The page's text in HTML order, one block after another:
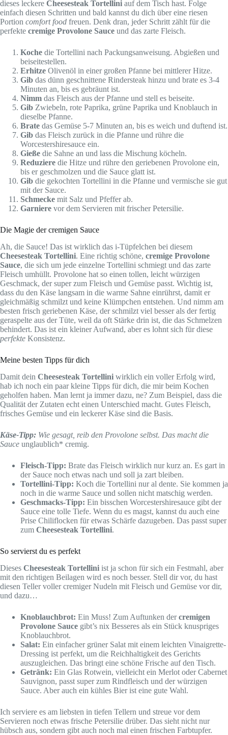
dieses leckere Cheesesteak Tortellini auf dem Tisch hast. Folge
einfach diesen Schritten und bald kannst du dich über eine riesen
Portion comfort food freuen. Denk dran, jeder Schritt zählt für die
perfekte cremige Provolone Sauce und das zarte Fleisch.
Koche die Tortellini nach Packungsanweisung. Abgießen und
beiseitestellen.
Erhitze Olivenöl in einer großen Pfanne bei mittlerer Hitze.
Gib das dünn geschnittene Rindersteak hinzu und brate es 3-4
Minuten an, bis es gebräunt ist.
Nimm das Fleisch aus der Pfanne und stell es beiseite.
Gib Zwiebeln, rote Paprika, grüne Paprika und Knoblauch in
dieselbe Pfanne.
Brate das Gemüse 5-7 Minuten an, bis es weich und duftend ist.
Gib das Fleisch zurück in die Pfanne und rühre die
Worcestershiresauce ein.
Gieße die Sahne an und lass die Mischung köcheln.
Reduziere die Hitze und rühre den geriebenen Provolone ein,
bis er geschmolzen und die Sauce glatt ist.
Gib die gekochten Tortellini in die Pfanne und vermische sie gut
mit der Sauce.
Schmecke mit Salz und Pfeffer ab.
Garniere vor dem Servieren mit frischer Petersilie.
Die Magie der cremigen Sauce
Ah, die Sauce! Das ist wirklich das i-Tüpfelchen bei diesem
Cheesesteak Tortellini. Eine richtig schöne, cremige Provolone
Sauce, die sich um jede einzelne Tortellini schmiegt und das zarte
Fleisch umhüllt. Provolone hat so einen tollen, leicht würzigen
Geschmack, der super zum Fleisch und Gemüse passt. Wichtig ist,
dass du den Käse langsam in die warme Sahne einrührst, damit er
gleichmäßig schmilzt und keine Klümpchen entstehen. Und nimm am
besten frisch geriebenen Käse, der schmilzt viel besser als der fertig
geraspelte aus der Tüte, weil da oft Stärke drin ist, die das Schmelzen
behindert. Das ist ein kleiner Aufwand, aber es lohnt sich für diese
perfekte Konsistenz.
Meine besten Tipps für dich
Damit dein Cheesesteak Tortellini wirklich ein voller Erfolg wird,
hab ich noch ein paar kleine Tipps für dich, die mir beim Kochen
geholfen haben. Man lernt ja immer dazu, ne? Zum Beispiel, dass die
Qualität der Zutaten echt einen Unterschied macht. Gutes Fleisch,
frisches Gemüse und ein leckerer Käse sind die Basis.
Käse-Tipp: Wie gesagt, reib den Provolone selbst. Das macht die
Sauce unglaublich* cremig.
Fleisch-Tipp: Brate das Fleisch wirklich nur kurz an. Es gart in
der Sauce noch etwas nach und soll ja zart bleiben.
Tortellini-Tipp: Koch die Tortellini nur al dente. Sie kommen ja
noch in die warme Sauce und sollen nicht matschig werden.
Geschmacks-Tipp: Ein bisschen Worcestershiresauce gibt der
Sauce eine tolle Tiefe. Wenn du es magst, kannst du auch eine
Prise Chiliflocken für etwas Schärfe dazugeben. Das passt super
zum Cheesesteak Tortellini.
So servierst du es perfekt
Dieses Cheesesteak Tortellini ist ja schon für sich ein Festmahl, aber
mit den richtigen Beilagen wird es noch besser. Stell dir vor, du hast
diesen Teller voller cremiger Nudeln mit Fleisch und Gemüse vor dir,
und dazu…
Knoblauchbrot: Ein Muss! Zum Auftunken dercremigen
Provolone Sauce gibt’s nix Besseres als ein Stück knuspriges
Knoblauchbrot.
Salat: Ein einfacher grüner Salat mit einem leichten Vinaigrette-
Dressing ist perfekt, um die Reichhaltigkeit des Gerichts
auszugleichen. Das bringt eine schöne Frische auf den Tisch.
Getränk: Ein Glas Rotwein, vielleicht ein Merlot oder Cabernet
Sauvignon, passt super zum Rindfleisch und der würzigen
Sauce. Aber auch ein kühles Bier ist eine gute Wahl.
Ich serviere es am liebsten in tiefen Tellern und streue vor dem
Servieren noch etwas frische Petersilie drüber. Das sieht nicht nur
hübsch aus, sondern gibt auch noch mal einen frischen Farbtupfer.